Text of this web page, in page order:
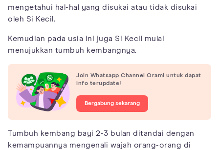
mengetahui hal-hal yang disukai atau tidak disukai
oleh Si Kecil.
Kemudian pada usia ini juga Si Kecil mulai
menujukkan tumbuh kembangnya.
Join Whatsapp Channel Orami untuk dapat
info terupdate!
Bergabung sekarang
Tumbuh kembang bayi 2-3 bulan ditandai dengan
kemampuannya mengenali wajah orang-orang di